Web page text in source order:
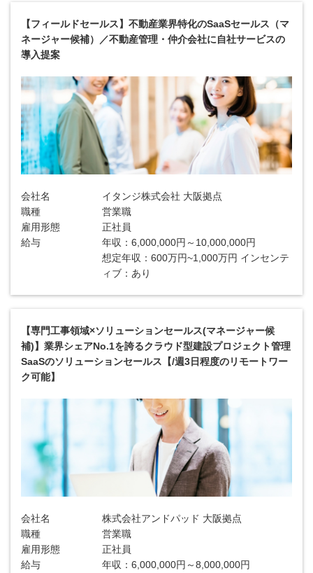
【フィールドセールス】不動産業界特化のSaaSセールス（マ
ネージャー候補）／不動産管理・仲介会社に自社サービスの
導入提案
会社名
イタンジ株式会社 大阪拠点
職種
営業職
雇用形態
正社員
給与
年収：6,000,000円～10,000,000円
想定年収：600万円~1,000万円 インセンテ
ィブ：あり
【専門工事領域×ソリューションセールス(マネージャー候
補)】業界シェアNo.1を誇るクラウド型建設プロジェクト管理
SaaSのソリューションセールス【/週3日程度のリモートワー
ク可能】
会社名
株式会社アンドパッド 大阪拠点
職種
営業職
雇用形態
正社員
給与
年収：6,000,000円～8,000,000円